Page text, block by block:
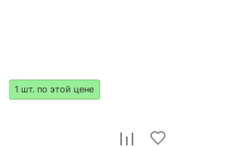
1 шт. по этой цене